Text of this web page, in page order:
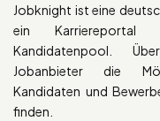
Jobknight ist eine
ein
Kandidatenpool.
Jobanbieter die
Kandidaten und
finden.